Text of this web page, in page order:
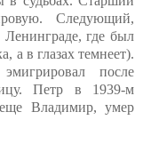
Следующий,
где был
а в глазах темнеет).
после
Петр в 1939-м
Владимир, умер